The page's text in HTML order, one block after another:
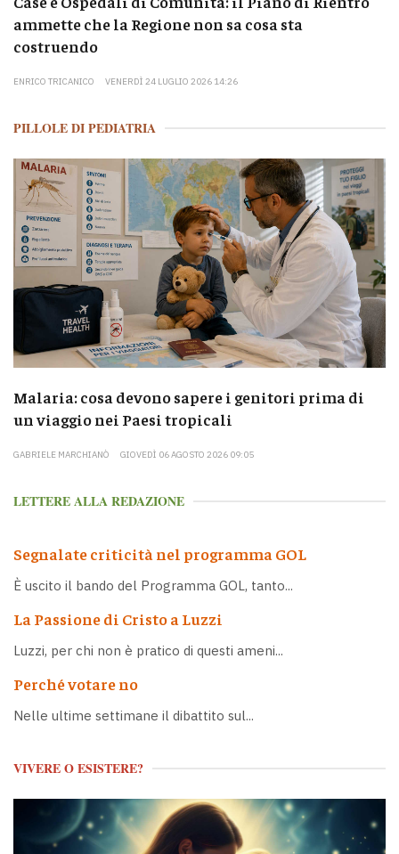
ammette che la Regione non sa cosa sta
costruendo
ENRICO TRICANICO VENERDÌ 24 LUGLIO 2026 14:26
PILLOLE DI PEDIATRIA
Malaria: cosa devono sapere i genitori prima di
un viaggio nei Paesi tropicali
GABRIELE MARCHIANÒ GIOVEDÌ 06 AGOSTO 2026 09:05
LETTERE ALLA REDAZIONE
Segnalate criticità nel programma GOL
È uscito il bando del Programma GOL, tanto...
La Passione di Cristo a Luzzi
Luzzi, per chi non è pratico di questi ameni...
Perché votare no
Nelle ultime settimane il dibattito sul...
VIVERE O ESISTERE?